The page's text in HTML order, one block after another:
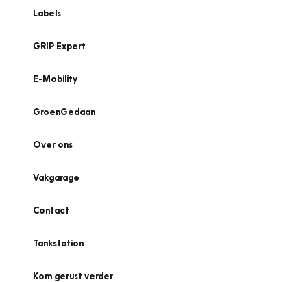
Labels
GRIP Expert
E-Mobility
GroenGedaan
Over ons
Vakgarage
Contact
Tankstation
Kom gerust verder